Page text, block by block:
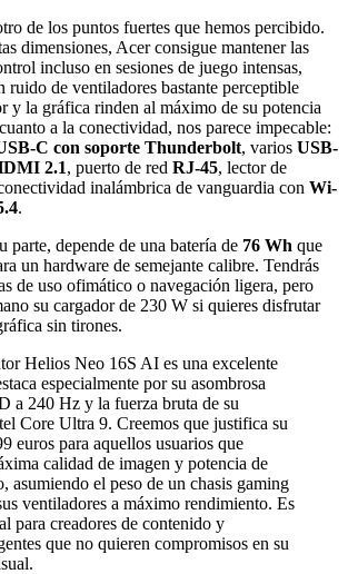
de los puntos fuertes que hemos percibido.
dimensiones, Acer consigue mantener las
incluso en sesiones de juego intensas,
ruido de ventiladores bastante perceptible
y la gráfica rinden al máximo de su potencia
a la conectividad, nos parece impecable:
C con soporte Thunderbolt, varios USB-
2.1, puerto de red RJ-45, lector de
inalámbrica de vanguardia con Wi-
.
parte, depende de una batería de 76 Wh que
un hardware de semejante calibre. Tendrás
de uso ofimático o navegación ligera, pero
su cargador de 230 W si quieres disfrutar
sin tirones.
Helios Neo 16S AI es una excelente
especialmente por su asombrosa
a 240 Hz y la fuerza bruta de su
Core Ultra 9. Creemos que justifica su
euros para aquellos usuarios que
calidad de imagen y potencia de
asumiendo el peso de un chasis gaming
ventiladores a máximo rendimiento. Es
para creadores de contenido y
que no quieren compromisos en su